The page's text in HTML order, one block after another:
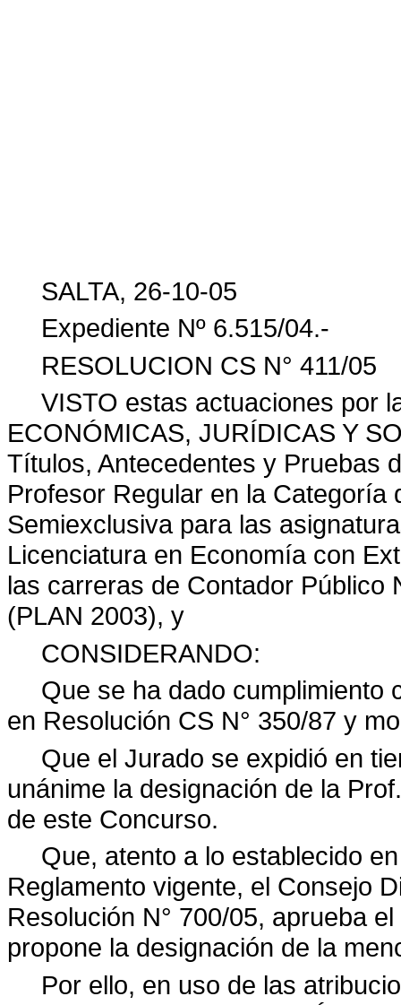
SALTA, 26-10-05
Expediente Nº 6.515/04.-
RESOLUCION CS N° 411/05
VISTO estas actuaciones por
ECONÓMICAS, JURÍDICAS Y
Títulos, Antecedentes y Pruebas
Profesor Regular en la Categoría
Semiexclusiva para las
Licenciatura en Economía con
las carreras de Contador Público
(PLAN 2003), y
CONSIDERANDO:
Que se ha dado cumplimiento
en Resolución CS N° 350/87 y
Que el Jurado se expidió en
unánime la designación de la
de este Concurso.
Que, atento a lo establecido
Reglamento vigente, el Consejo
Resolución N° 700/05, aprueba
propone la designación de la
Por ello, en uso de las